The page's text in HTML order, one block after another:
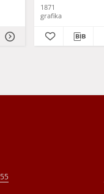
1871
grafika